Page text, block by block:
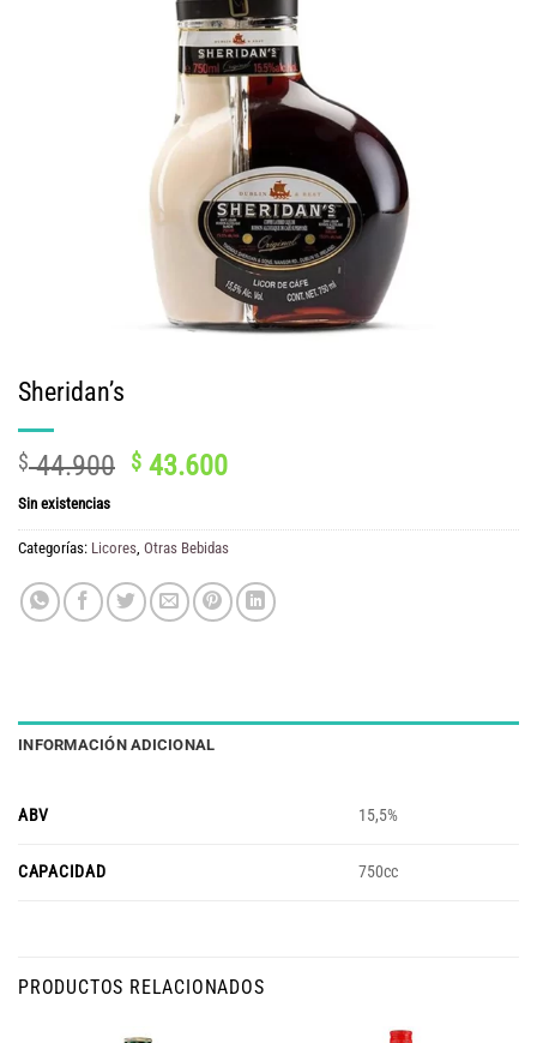
Sheridan’s
$44.900 El
original
era:
$ 44.900.
$ 43.600El
actual
es:
$ 43.600.
Sin existencias
Categorías: Licores Otras Bebidas
INFORMACIÓN ADICIONAL
ABV 15,5%
CAPACIDAD 750cc
PRODUCTOS RELACIONADOS